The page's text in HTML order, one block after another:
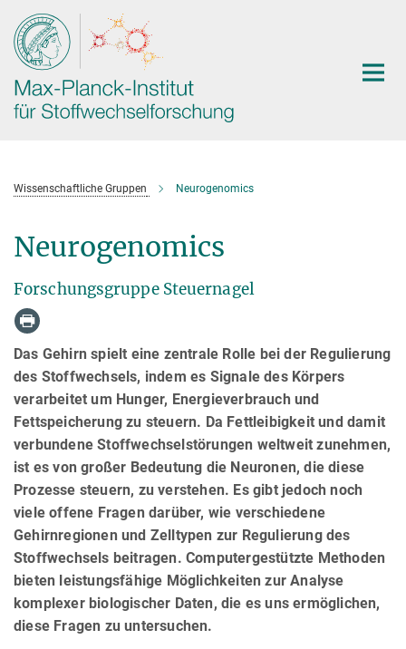
Hauptinhalt
Wissenschaftliche Gruppen Neurogenomics
Neurogenomics
Forschungsgruppe Steuernagel
Das Gehirn spielt eine zentrale Rolle bei der Regulierung
des Stoffwechsels, indem es Signale des Körpers
verarbeitet um Hunger, Energieverbrauch und
Fettspeicherung zu steuern. Da Fettleibigkeit und damit
verbundene Stoffwechselstörungen weltweit zunehmen,
ist es von großer Bedeutung die Neuronen, die diese
Prozesse steuern, zu verstehen. Es gibt jedoch noch
viele offene Fragen darüber, wie verschiedene
Gehirnregionen und Zelltypen zur Regulierung des
Stoffwechsels beitragen. Computergestützte Methoden
bieten leistungsfähige Möglichkeiten zur Analyse
komplexer biologischer Daten, die es uns ermöglichen,
diese Fragen zu untersuchen.